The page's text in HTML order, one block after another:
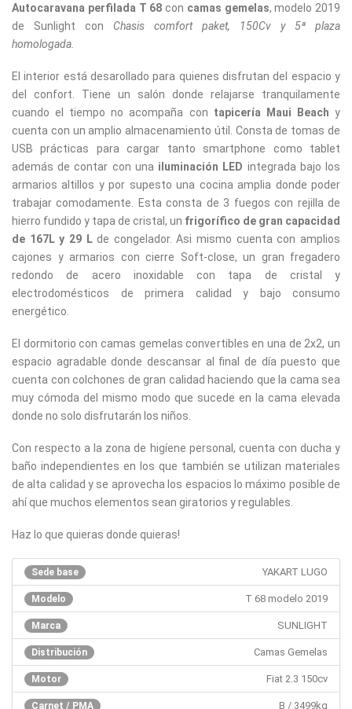
Autocaravana perfilada T 68 con camas gemelas, modelo 2019
de Sunlight con Chasis comfort paket, 150Cv y 5ª plaza
homologada.
El interior está desarollado para quienes disfrutan del espacio y
del confort. Tiene un salón donde relajarse tranquilamente
cuando el tiempo no acompaña con tapicería Maui Beach y
cuenta con un amplio almacenamiento útil. Consta de tomas de
USB prácticas para cargar tanto smartphone como tablet
además de contar con una iluminación LED integrada bajo los
armarios altillos y por supesto una cocina amplia donde poder
trabajar comodamente. Esta consta de 3 fuegos con rejilla de
hierro fundido y tapa de cristal, un frigorífico de gran capacidad
de 167L y 29 Lde congelador. Asi mismo cuenta con amplios
cajones y armarios con cierre Soft-close, un gran fregadero
redondo de acero inoxidable con tapa de cristal y
electrodomésticos de primera calidad y bajo consumo
energético.
El dormitorio con camas gemelas convertibles en una de 2x2, un
espacio agradable donde descansar al final de día puesto que
cuenta con colchones de gran calidad haciendo que la cama sea
muy cómoda del mismo modo que sucede en la cama elevada
donde no solo disfrutarán los niños.
Con respecto a la zona de higíene personal, cuenta con ducha y
baño independientes en los que también se utilizan materiales
de alta calidad y se aprovecha los espacios lo máximo posible de
ahí que muchos elementos sean giratorios y regulables.
Haz lo que quieras donde quieras!
Sede base YAKART LUGO
Modelo T 68 modelo 2019
Marca SUNLIGHT
Distribución Camas Gemelas
Motor Fiat 2.3 150cv
Carnet / PMA B / 3499kg